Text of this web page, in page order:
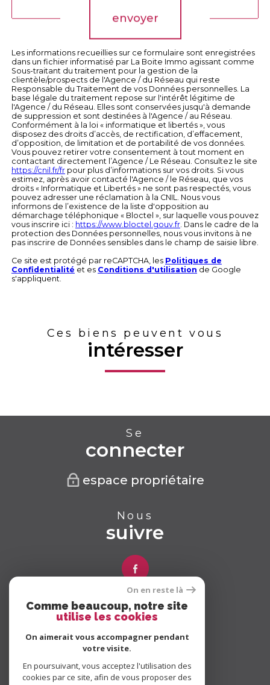
envoyer
Les informations recueillies sur ce formulaire sont enregistrées
dans un fichier informatisé par La Boite Immo agissant comme
Sous-traitant du traitement pour la gestion de la
clientèle/prospects de l'Agence / du Réseau qui reste
Responsable du Traitement de vos Données personnelles. La
base légale du traitement repose sur l'intérêt légitime de
l'Agence / du Réseau. Elles sont conservées jusqu'à demande
de suppression et sont destinées à l'Agence / au Réseau.
Conformément à la loi « informatique et libertés », vous
disposez des droits d’accès, de rectification, d’effacement,
d’opposition, de limitation et de portabilité de vos données.
Vous pouvez retirer votre consentement à tout moment en
contactant directement l’Agence / Le Réseau. Consultez le site
https://cnil.fr/fr pour plus d’informations sur vos droits. Si vous
estimez, après avoir contacté l'Agence / le Réseau, que vos
droits « Informatique et Libertés » ne sont pas respectés, vous
pouvez adresser une réclamation à la CNIL. Nous vous
informons de l’existence de la liste d'opposition au
démarchage téléphonique « Bloctel », sur laquelle vous pouvez
vous inscrire ici : https://www.bloctel.gouv.fr. Dans le cadre de la
protection des Données personnelles, nous vous invitons à ne
pas inscrire de Données sensibles dans le champ de saisie libre.
Ce site est protégé par reCAPTCHA, les Politiques de
Confidentialité et es Conditions d'utilisation de Google
s'appliquent.
Ces biens peuvent vous
intéresser
Se
connecter
espace propriétaire
Nous
suivre
Nous
adhérons
On en reste là
Comme beaucoup, notre site
utilise les cookies
On aimerait vous accompagner pendant
votre visite.
En poursuivant, vous acceptez l'utilisation des
cookies par ce site, afin de vous proposer des